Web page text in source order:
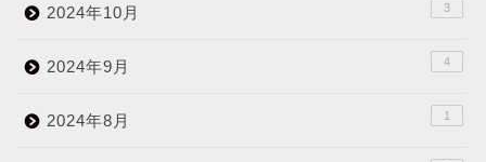
2024年10月 3
2024年9月 4
2024年8月 1